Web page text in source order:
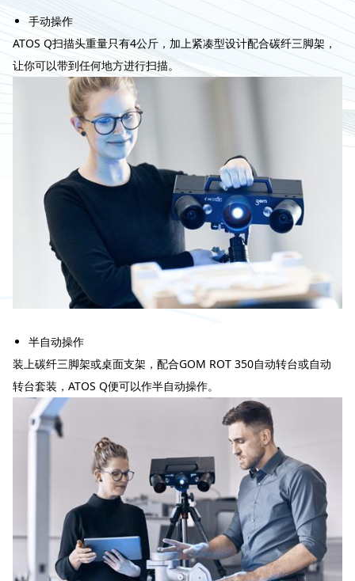
手动操作
ATOS Q扫描头重量只有4公斤，加上紧凑型设计配合碳纤三脚架，
让你可以带到任何地方进行扫描。
半自动操作
装上碳纤三脚架或桌面支架，配合GOM ROT 350自动转台或自动
转台套装，ATOS Q便可以作半自动操作。